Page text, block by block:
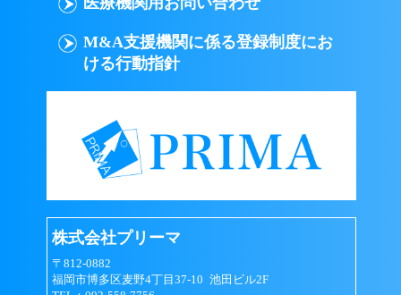
M&A支援機関に係る登録制度にお
ける行動指針
株式会社プリーマ
〒812-0882
福岡市博多区麦野4丁目37-10 池田ビル2F